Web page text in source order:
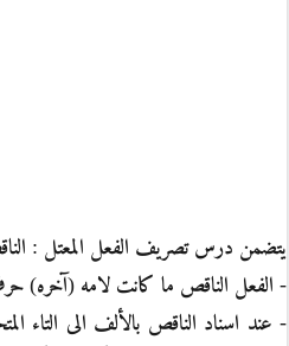
يتضمن درس تصريف الفعل المعتل :
- الفعل الناقص ما كانت لامه (آخره)
- عند اسناد الناقص بالألف الى التاء